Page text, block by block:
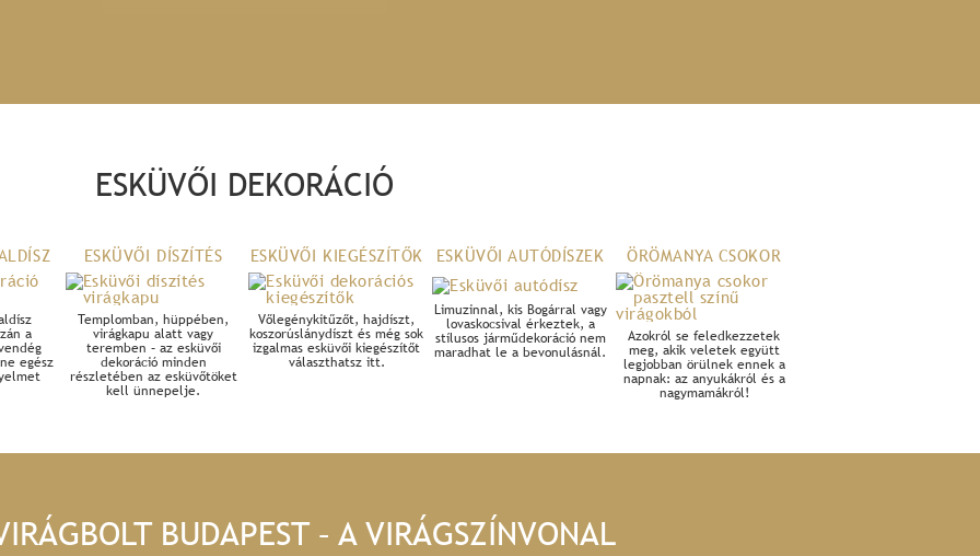
ESKÜVŐI DEKORÁCIÓ
a
egész
ESKÜVŐI DÍSZÍTÉS
Templomban, hüppében,
virágkapu alatt vagy
teremben – az esküvői
dekoráció minden
részletében az esküvőtöket
kell ünnepelje.
ESKÜVŐI KIEGÉSZÍTŐK
Vőlegénykitűzőt, hajdíszt,
koszorúslánydíszt és még sok
izgalmas esküvői kiegészítőt
választhatsz itt.
ESKÜVŐI AUTÓDÍSZEK
Limuzinnal, kis Bogárral vagy
lovaskocsival érkeztek, a
stílusos járműdekoráció nem
maradhat le a bevonulásnál.
ÖRÖMANYA CSOKOR
Azokról se feledkezzetek
meg, akik veletek együtt
legjobban örülnek ennek a
napnak: az anyukákról és a
nagymamákról!
BUDAPEST – A VIRÁGSZÍNVONAL